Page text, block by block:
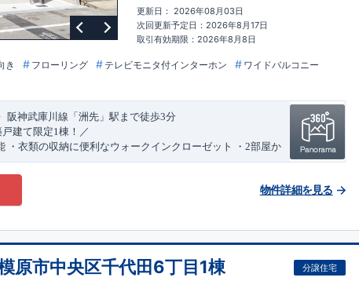
更新日： 2026年08月03日
次回更新予定日：2026年8月17日
取引有効期限：2026年8月8日
き フローリング テレビモニタ付インターホン
ワイドバルコニー
​ 阪神武庫川線 「洲先」駅まで徒歩3分
建て限定1棟！／
・衣類の収納に便利なウォークインクローゼット
・2部屋か
デザインと機能性を兼ね備えたオープンサニタリーirodori
チン
ンプします↓
た！ ○耐震等級最高等級3 ・数百年に一度の地震に耐える
物件詳細を見る
原市中央区千代田6丁目1棟 分譲住宅